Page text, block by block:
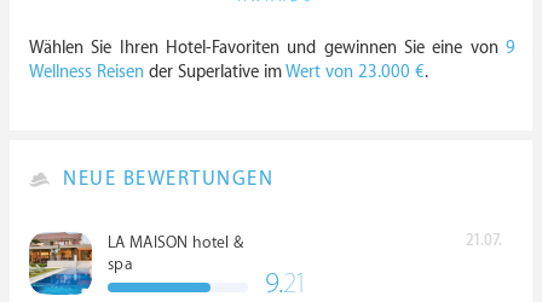
Wählen Sie Ihren Hotel-Favoriten und gewinnen Sie eine von 9
Wellness Reisen der Superlative imWert von 23.000 €.
NEUE BEWERTUNGEN
LA MAISON hotel &
spa
21.07.
9.21